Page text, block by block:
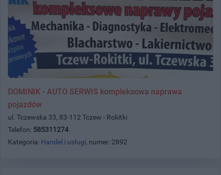
DOMINIK - AUTO SERWIS kompleksowa naprawa
pojazdów
ul. Tczewska 33, 83-112 Tczew - Rokitki
Telefon: 585311274
Kategoria: Handel i usługi, numer: 2892